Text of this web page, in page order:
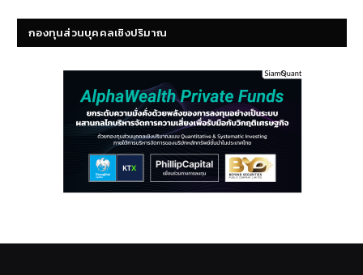
กองทุนส่วนบุคคลเชิงปริมาณ